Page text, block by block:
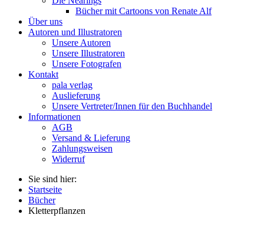
Bücher mit Cartoons von Renate Alf
Über uns
Autoren und Illustratoren
Unsere Autoren
Unsere Illustratoren
Unsere Fotografen
Kontakt
pala verlag
Auslieferung
Unsere Vertreter/Innen für den Buchhandel
Informationen
AGB
Versand & Lieferung
Zahlungsweisen
Widerruf
Sie sind hier:
Startseite
Bücher
Kletterpflanzen